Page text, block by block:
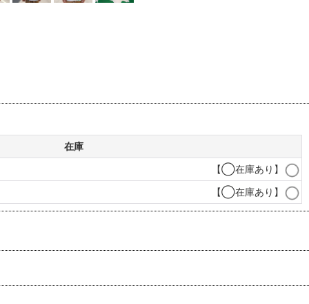
在庫
【◯在庫あり】
【◯在庫あり】